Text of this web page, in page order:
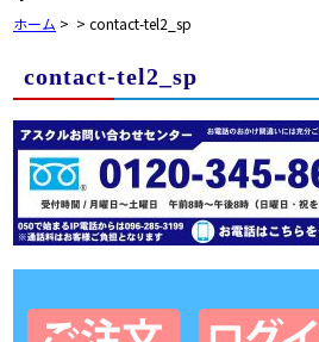
ホーム > > contact-tel2_sp
contact-tel2_sp